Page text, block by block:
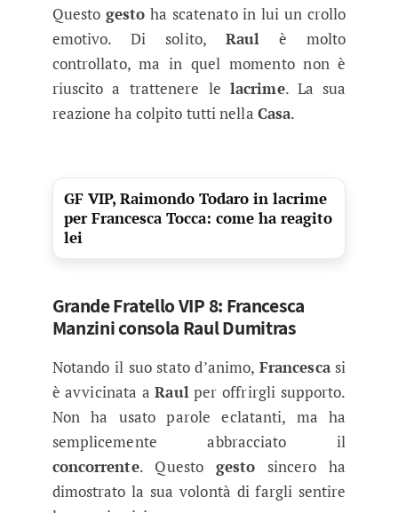
Questo gesto ha scatenato in lui un crollo
emotivo. Di solito, Raul è molto
controllato, ma in quel momento non è
riuscito a trattenere le lacrime. La sua
reazione ha colpito tutti nella Casa.
GF VIP, Raimondo Todaro in lacrime
per Francesca Tocca: come ha reagito
lei
Grande Fratello VIP 8: Francesca
Manzini consola Raul Dumitras
Notando il suo stato d’animo, Francescasi
è avvicinata aRaulper offrirgli supporto.
Non ha usato parole eclatanti, ma ha
semplicemente abbracciato il
concorrente. Questo gesto sincero ha
dimostrato la sua volontà di fargli sentire